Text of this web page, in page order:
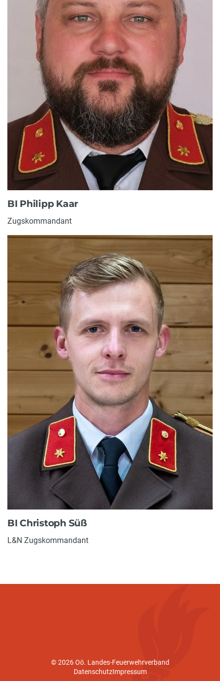
BI Philipp Kaar
Zugskommandant
BI Christoph Süß
L&N Zugskommandant
© 2026 Oö. Landes-Feuerwehrverband
DatenschutzImpressum